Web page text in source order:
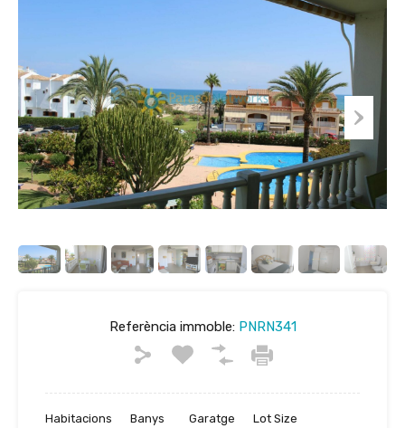
Referència immoble:PNRN341
Habitacions Banys Garatge Lot Size